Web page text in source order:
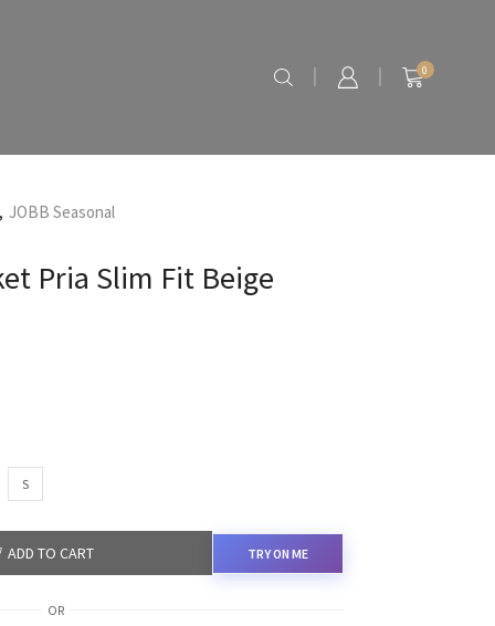
0
, JOBB Seasonal
Pria Slim Fit Beige
S
ADD TO CART TRY ON ME
OR